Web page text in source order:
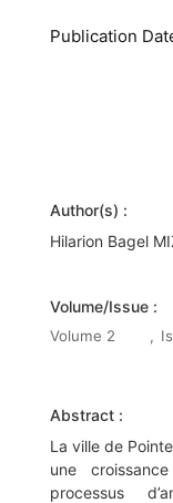
Publication
Author(s) :
Hilarion Bagel
Volume/Issue :
Volume 2 ,
Abstract :
La ville de
une
processus